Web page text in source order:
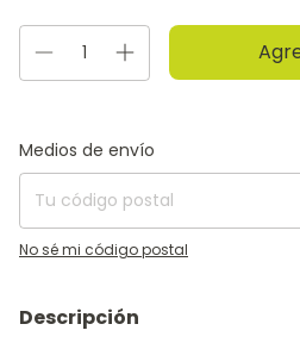
Entregas para el CP:
Medios de envío
No sé mi código postal
Descripción